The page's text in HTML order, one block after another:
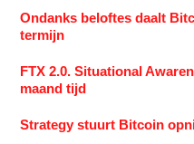
Ondanks beloftes daalt
termijn
FTX 2.0. Situational
maand tijd
Strategy stuurt Bitcoin